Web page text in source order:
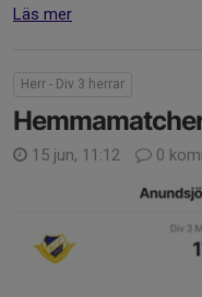
Läs mer
Herr - Div 3 herrar
15 jun, 11:12 0